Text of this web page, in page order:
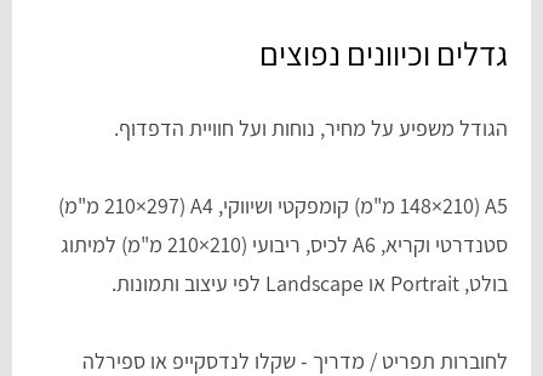
גדלים וכיוונים נפוצים
הגודל משפיע על מחיר, נוחות ועל חוויית הדפדוף.
A5 (148×210 מ"מ) קומפקטי ושיווקי, A4 (210×297 מ"מ)
סטנדרטי וקריא, A6 לכיס, ריבועי (210×210 מ"מ) למיתוג
בולט, Portrait או Landscape לפי עיצוב ותמונות.
לחוברות תפריט / מדריך - שקלו לנדסקייפ או ספירלה